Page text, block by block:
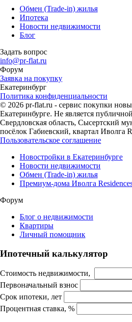
Обмен (Trade-in) жилья
Ипотека
Новости недвижимости
Блог
Задать вопрос
info@pr-flat.ru
Форум
Заявка на покупку
Екатеринбург
Политика конфиденциальности
© 2026 pr-flat.ru - сервис покупки
Екатеринбурге. Не является
Свердловская область, Сысертский
посёлок Габиевский, квартал Иволга
Пользовательское соглашение
Новостройки в Екатеринбурге
Новости недвижимости
Обмен (Trade-in) жилья
Премиум-дома Иволга
Форум
Блог о недвижимости
Квартиры
Личный помощник
Ипотечный калькулятор
Стоимость недвижимости,
Первоначальный взнос
Срок ипотеки, лет
Процентная ставка, %